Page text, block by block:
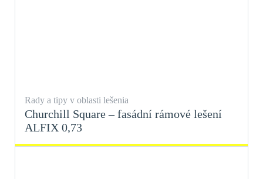
Rady a tipy v oblasti lešenia
Churchill Square – fasádní rámové lešení
ALFIX 0,73